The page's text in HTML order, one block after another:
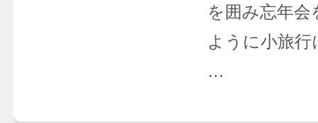
を囲み忘年
ように小旅
…